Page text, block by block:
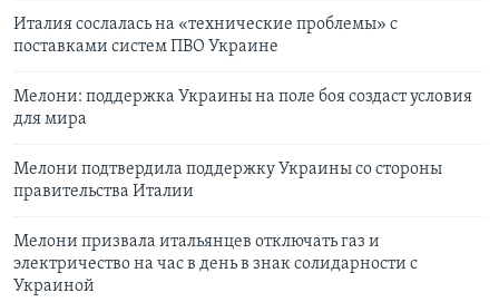
Италия сослалась на «технические проблемы» с
поставками систем ПВО Украине
Мелони: поддержка Украины на поле боя создаст условия
для мира
Мелони подтвердила поддержку Украины со стороны
правительства Италии
Мелони призвала итальянцев отключать газ и
электричество на час в день в знак солидарности с
Украиной